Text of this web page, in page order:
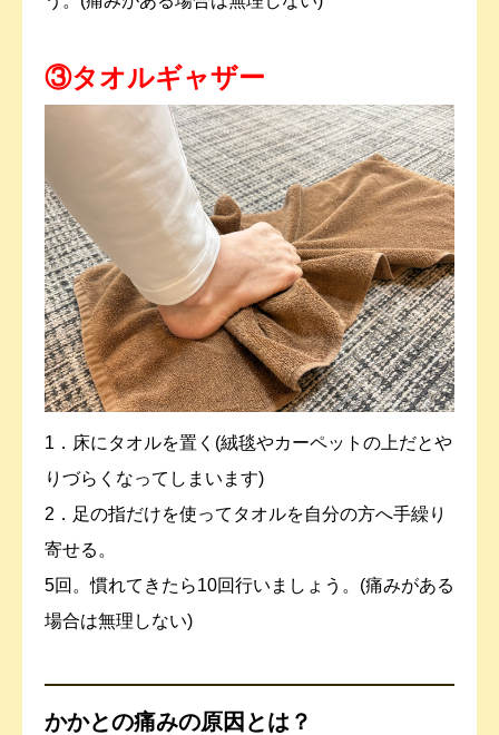
③タオルギャザー
1．床にタオルを置く(絨毯やカーペットの上だとや
りづらくなってしまいます)
2．足の指だけを使ってタオルを自分の方へ手繰り
寄せる。
5回。慣れてきたら10回行いましょう。(痛みがある
場合は無理しない)
かかとの痛みの原因とは？